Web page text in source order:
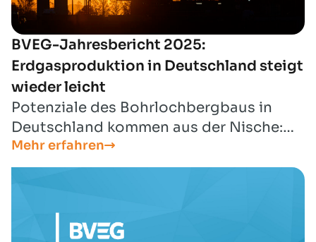
BVEG-Jahresbericht 2025:
Erdgasproduktion in Deutschland steigt
wieder leicht
Potenziale des Bohrlochbergbaus in
Deutschland kommen aus der Nische:
Neben Erdgas und Erdöl werden
Wasserstoffspeicher, CCS,
wichtiger
Mehr erfahren